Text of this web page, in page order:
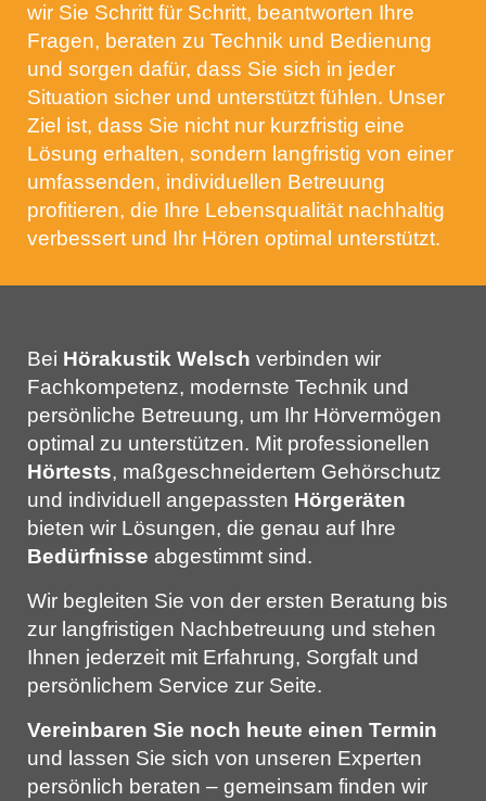
wir Sie Schritt für Schritt, beantworten Ihre
Fragen, beraten zu Technik und Bedienung
und sorgen dafür, dass Sie sich in jeder
Situation sicher und unterstützt fühlen. Unser
Ziel ist, dass Sie nicht nur kurzfristig eine
Lösung erhalten, sondern langfristig von einer
umfassenden, individuellen Betreuung
profitieren, die Ihre Lebensqualität nachhaltig
verbessert und Ihr Hören optimal unterstützt.
Bei Hörakustik Welsch verbinden wir
Fachkompetenz, modernste Technik und
persönliche Betreuung, um Ihr Hörvermögen
optimal zu unterstützen. Mit professionellen
Hörtests, maßgeschneidertem Gehörschutz
und individuell angepassten Hörgeräten
bieten wir Lösungen, die genau auf Ihre
Bedürfnisse abgestimmt sind.
Wir begleiten Sie von der ersten Beratung bis
zur langfristigen Nachbetreuung und stehen
Ihnen jederzeit mit Erfahrung, Sorgfalt und
persönlichem Service zur Seite.
Vereinbaren Sie noch heute einen Termin
und lassen Sie sich von unseren Experten
persönlich beraten – gemeinsam finden wir